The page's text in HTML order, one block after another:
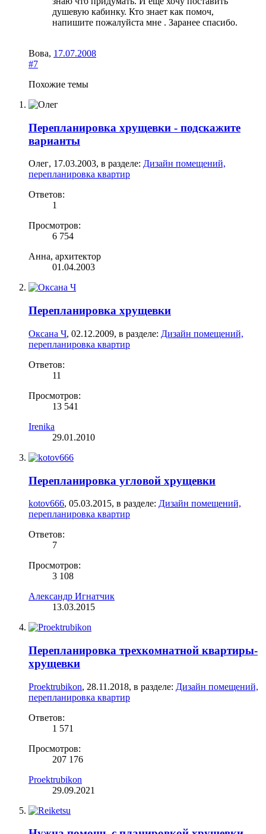
душевую кабинку. Кто знает как помоч,
напишите пожалуйста мне . Заранее спасибо.
Вова, 17.07.2008
#7
Похожие темы
Перепланировка хрущевки - подскажите
варианты
Олег, 17.03.2003, в разделе: Дизайн помещений,
перепланировка квартир
Ответов:
1
Просмотров:
6 754
Анна, архитектор
01.04.2003
Перепланировка хрущевки
Оксана Ч, 02.12.2009, в разделе: Дизайн помещений,
перепланировка квартир
Ответов:
11
Просмотров:
13 541
Irenika
29.01.2010
Перепланировка угловой хрущевки
kotov666, 05.03.2015, в разделе: Дизайн помещений,
перепланировка квартир
Ответов:
7
Просмотров:
3 108
Александр Игнатчик
13.03.2015
Перепланировка трехкомнатной квартиры-
хрущевки
Proektrubikon, 28.11.2018, в разделе: Дизайн помещений,
перепланировка квартир
Ответов:
1 571
Просмотров:
207 176
Proektrubikon
29.09.2021